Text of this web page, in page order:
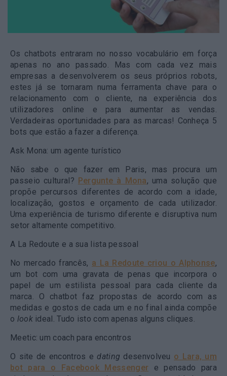
Os chatbots entraram no nosso vocabulário em força
apenas no ano passado. Mas com cada vez mais
empresas a desenvolverem os seus próprios robots,
estes já se tornaram numa ferramenta chave para o
relacionamento com o cliente, na experiência dos
utilizadores online e para aumentar as vendas.
Verdadeiras oportunidades para as marcas! Conheça 5
bots que estão a fazer a diferença.
Ask Mona: um agente turístico
Não sabe o que fazer em Paris, mas procura um
passeio cultural? Pergunte à Mona, uma solução que
propõe percursos diferentes de acordo com a idade,
localização, gostos e orçamento de cada utilizador.
Uma experiência de turismo diferente e disruptiva num
setor altamente competitivo.
A La Redoute e a sua lista pessoal
No mercado francês, a La Redoute criou o Alphonse,
um bot com uma gravata de penas que incorpora o
papel de um estilista pessoal para cada cliente da
marca. O chatbot faz propostas de acordo com as
medidas e gostos de cada um e no final ainda compõe
o lookideal. Tudo isto com apenas alguns cliques.
Meetic: um coach para encontros
O site de encontros e dating desenvolveu o Lara, um
bot para o Facebook Messenger e pensado para